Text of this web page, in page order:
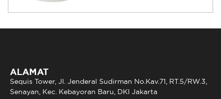
ALAMAT
Sequis Tower, Jl. Jenderal Sudirman No.Kav.71, RT.5/RW.3,
Senayan, Kec. Kebayoran Baru, DKI Jakarta